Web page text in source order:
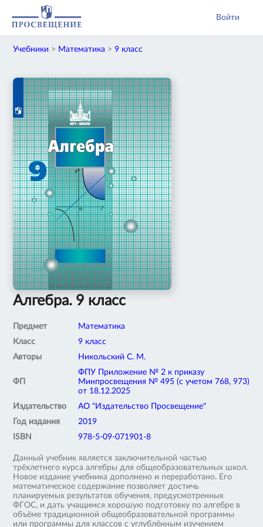
Войти
Учебники > Математика >9 класс
Алгебра. 9 класс
Предмет
Математика
Класс
9 класс
Авторы
Никольский С. М.
ФП
ФПУ Приложение № 2 к приказу
Минпросвещения № 495 (с учетом 768, 973)
от 18.12.2025
Издательство
АО "Издательство Просвещение"
Год издания
2019
ISBN
978-5-09-071901-8
Данный учебник является заключительной частью
трёхлетнего курса алгебры для общеобразовательных школ.
Новое издание учебника дополнено и переработано. Его
математическое содержание позволяет достичь
планируемых результатов обучения, предусмотренных
ФГОС, и дать учащимся хорошую подготовку по алгебре в
объёме традиционной общеобразовательной программы
или программы для классов с углублённым изучением